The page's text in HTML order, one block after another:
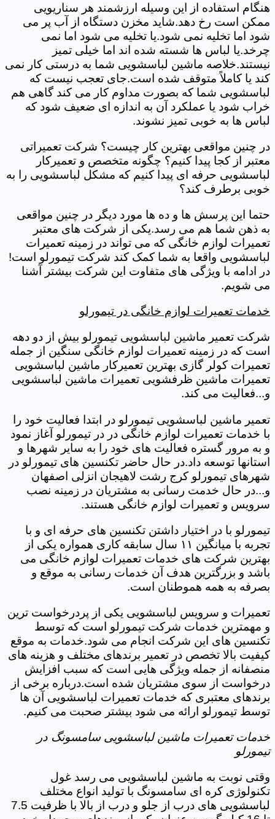
هنگام استفاده از این وسیله ارزشمند هر سناریویی
ممکن است رخ دهد.شاید مخزن دستگاه از آب پر می
شود اما تخلیه نمی شود.یا تخلیه می شود اما نمی
چرخد.یا لباس ها شسته شده اند اما خیلی تمیز
نیستند.خلاصه ماشین لباسشویی شما به درستی کار نمی
کند یا کاملاً متوقف شده است.جای تعجب نیست که
لباسشویی شما که بصورت مداوم کار می کند گاهی هم
خراب شود یا عملکرد آن به اندازه ای ضعیف شود که
لباس ها به خوبی تمیز نشوند.
در چنین مواقعی بهترین کار چیست؟ شرکت تعمیراتی
معتبر از کجا پیدا کنیم؟ چگونه متخصص و تعمیرکار
لباسشویی حرفه ای پیدا کنیم که مشکل لباسشویی را به
خوبی برطرف کند؟
حتما این پرسش ها و ده ها مورد دیگر در چنین مواقعی
به ذهن شما هم می رسد.یکی از شرکت های معتبر
تعمیرات لوازم خانگی که می تواند در زمینه تعمیرات
لباسشویی واقعا به شما کمک کند شرکت تیمورلو است!
در ادامه با ویژگی های متفاوت این شرکت بیشتر آشنا
می شویم.
خدمات تعمیرات لوازم خانگی در تیمورلو
شرکت تعمیر ماشین لباسشویی تیمورلو بیش از دو دهه
است که در زمینه تعمیرات لوازم خانگی سنگین از جمله
تعمیرات کولر گازی بهترین تعمیرکار ماشین لباسشویی
تعمیرات ماشین ظرفشویی تعمیرات ماشین لباسشویی
و...فعالیت می کند.
تعمیر ماشین لباسشویی تیمورلو در ابتدا فعالیت خود را
با خدمات تعمیرات لوازم خانگی در در تیمورلو آغاز نمود
و به مرور گستره فعالیت های خود را به سایر شهرها و
استانها توسعه داد.در حال حاضر تکنسین های تیمورلو در
شهرهای تیمورلو کرج رشت لاهیجان انزلی اصفهان
و...در حال خدمت رسانی به مشتریان در زمینه نصب
سرویس و تعمیرات لوازم خانگی هستند.
تیمورلو با در اختیار داشتن تکنسین های حرفه ای و با
تجربه با میانگین ۱۱ سال سابقه کاری همواره یکی از
بهترین شرکت های خدمات تعمیرات لوازم خانگی می
باشد و بزرگترین هدف آن خدمات رسانی به موقع و
بصرفه به همه هموطنان است.
تعمیرات و سرویس لباسشویی یکی از پردرخواست ترین
و مهمترین خدمات شرکت تیمورلو است که توسط
تکنسین های این شرکت انجام می شود.خدمات به موقع
کیفیت بالا تخصص در تعمیر برندهای مختلف و هزینه های
منصفانه از جمله ویژگی هایی است که سبب افزایش
درخواست از سوی مشتریان شده است.درباره برخی از
برندهای معتبری که خدمات تعمیرات لباسشویی آن ها
توسط تیمورلو ارائه می شود بیشتر صحبت می کنیم.
خدمات تعمیرات ماشین لباسشویی سامسونگ در
تیمورلو
وقتی نوبت به ماشین لباسشویی می رسد غول
تکنولوژی کره ای سامسونگ با تولید انواع مختلف
لباسشویی های درب از جلو و درب از بالا با ظرفیت 7.5